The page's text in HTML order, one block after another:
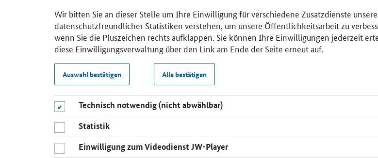
Wir bitten Sie an dieser Stelle um Ihre Einwilligung für verschiedene Zusatzdienste
datenschutzfreundlicher Statistiken verstehen, um unsere Öffentlichkeitsarbeit zu
wenn Sie die Pluszeichen rechts aufklappen. Sie können Ihre Einwilligungen jederzeit
diese Einwilligungsverwaltung über den Link am Ende der Seite erneut auf.
Auswahl bestätigen Alle bestätigen
Technisch notwendig (nicht abwählbar)
Statistik
Einwilligung zum Videodienst JW-Player